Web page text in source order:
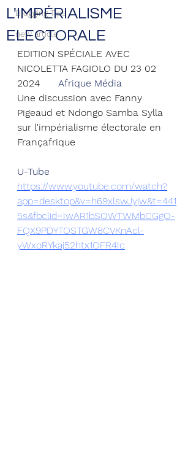
Blogging Tips
new article
L'IMPÉRIALISME
ELECTORALE
EDITION SPÉCIALE AVEC
NICOLETTA FAGIOLO DU 23 02
2024 Afrique Média
Une discussion avec Fanny
Pigeaud et Ndongo Samba Sylla
sur l'impérialisme électorale en
Françafrique
U-Tube
https://www.youtube.com/watch?
app=desktop&v=h69xlswJyjw&t=441
5s&fbclid=IwAR1bSOWTWMbCGgO-
FQX9PDYTOSTGW8CVKnAcl-
yWxoRYkaj52htx1OFR4Ic